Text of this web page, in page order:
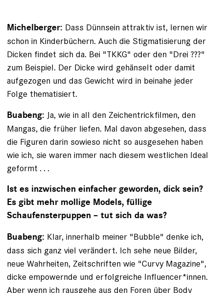
Michelberger: Dass Dünnsein attraktiv ist, lernen wir
schon in Kinderbüchern. Auch die Stigmatisierung der
Dicken findet sich da. Bei "TKKG" oder den "Drei ???"
zum Beispiel. Der Dicke wird gehänselt oder damit
aufgezogen und das Gewicht wird in beinahe jeder
Folge thematisiert.
Buabeng: Ja, wie in all den Zeichentrickfilmen, den
Mangas, die früher liefen. Mal davon abgesehen, dass
die ­Figuren darin sowieso nicht so ausgesehen haben
wie ich, sie waren immer nach diesem westlichen Ideal
geformt . . .
Ist es inzwischen einfacher geworden, dick sein?
Es gibt mehr mollige Models, füllige
Schaufensterpuppen – tut sich da was?
Buabeng: Klar, innerhalb meiner "Bubble" denke ich,
dass sich ganz viel verändert. Ich sehe neue Bilder,
neue Wahrheiten, Zeitschriften wie "Curvy Magazine",
dicke em­powernde und erfolgreiche Influencer*innen.
Aber wenn ich rausgehe aus den Foren über Body